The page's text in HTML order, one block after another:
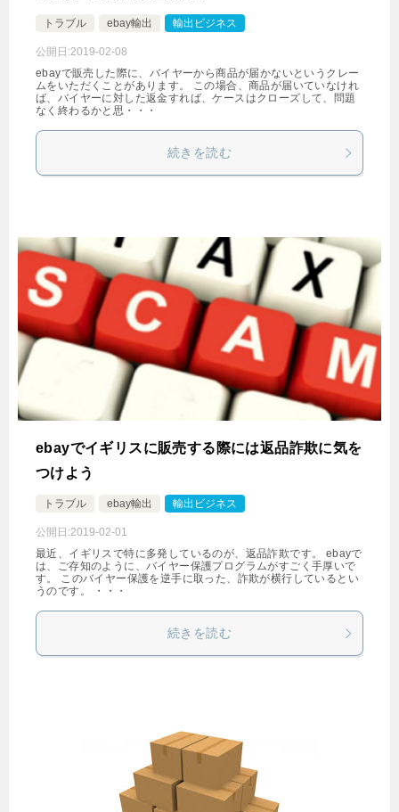
トラブル ebay輸出 輸出ビジネス
公開日:2019-02-08
ebayで販売した際に、バイヤーから商品が届かないというクレー
ムをいただくことがあります。 この場合、商品が届いていなけれ
ば、バイヤーに対した返金すれば、ケースはクローズして、問題
なく終わるかと思・・・
続きを読む
ebayでイギリスに販売する際には返品詐欺に気を
つけよう
トラブル ebay輸出 輸出ビジネス
公開日:2019-02-01
最近、イギリスで特に多発しているのが、返品詐欺です。 ebayで
は、ご存知のように、バイヤー保護プログラムがすごく手厚いで
す。 このバイヤー保護を逆手に取った、詐欺が横行しているとい
うのです。 ・・・
続きを読む